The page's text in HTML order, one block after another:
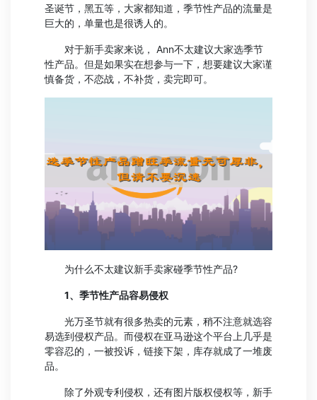
圣诞节，黑五等，大家都知道，季节性产品的流量是
巨大的，单量也是很诱人的。
对于新手卖家来说， Ann不太建议大家选季节
性产品。但是如果实在想参与一下，想要建议大家谨
慎备货，不恋战，不补货，卖完即可。
为什么不太建议新手卖家碰季节性产品?
1、季节性产品容易侵权
光万圣节就有很多热卖的元素，稍不注意就选容
易选到侵权产品。而侵权在亚马逊这个平台上几乎是
零容忍的，一被投诉，链接下架，库存就成了一堆废
品。
除了外观专利侵权，还有图片版权侵权等，新手